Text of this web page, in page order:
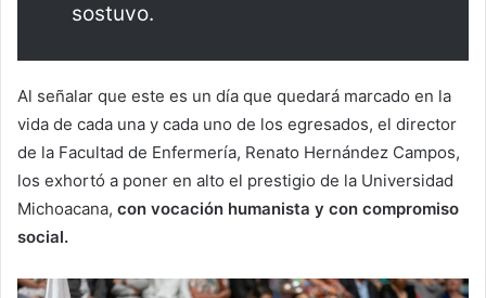
sostuvo.
Al señalar que este es un día que quedará marcado en la
vida de cada una y cada uno de los egresados, el director
de la Facultad de Enfermería, Renato Hernández Campos,
los exhortó a poner en alto el prestigio de la Universidad
Michoacana, con vocación humanista y con compromiso
social.